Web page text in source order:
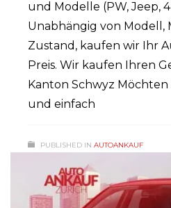
und Modelle (PW, Jeep,
Unabhängig von Modell,
Zustand, kaufen wir Ihr
Preis. Wir kaufen Ihren
Kanton Schwyz Möchten
und einfach
PUBLISHED IN AUTOANKAUF
TAGGED UNDER: